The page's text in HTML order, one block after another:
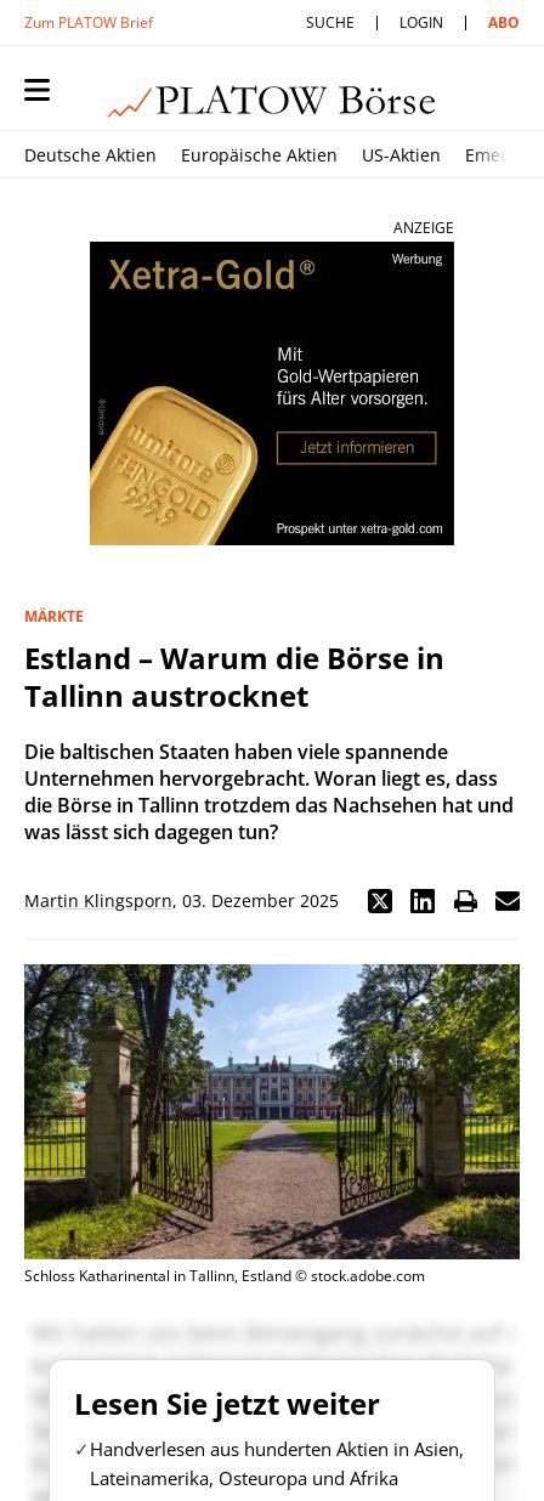
Zum PLATOW Brief SUCHE LOGIN ABO
Deutsche Aktien Europäische Aktien US-Aktien
ANZEIGE
MÄRKTE
Estland – Warum die Börse in
Tallinn austrocknet
Die baltischen Staaten haben viele spannende
Unternehmen hervorgebracht. Woran liegt es, dass
die Börse in Tallinn trotzdem das Nachsehen hat und
was lässt sich dagegen tun?
Martin Klingsporn, 03. Dezember 2025
Schloss Katharinental in Tallinn, Estland © stock.adobe.com
Lesen Sie jetzt weiter
Handverlesen aus hunderten Aktien in Asien,
Lateinamerika, Osteuropa und Afrika